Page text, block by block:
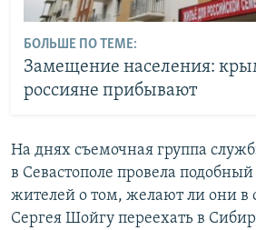
БОЛЬШЕ ПО ТЕМЕ:
Замещение населения:
россияне прибывают
На днях съемочная группа
в Севастополе провела
жителей о том, желают ли они в
Сергея Шойгу переехать в